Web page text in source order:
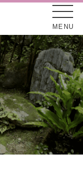
MENU